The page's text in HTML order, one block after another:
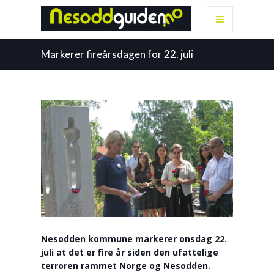
Markerer fireårsdagen for 22. juli
Nesodden kommune markerer onsdag 22.
juli at det er fire år siden den ufattelige
terroren rammet Norge og Nesodden.